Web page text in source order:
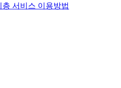
층 서비스 이용방법